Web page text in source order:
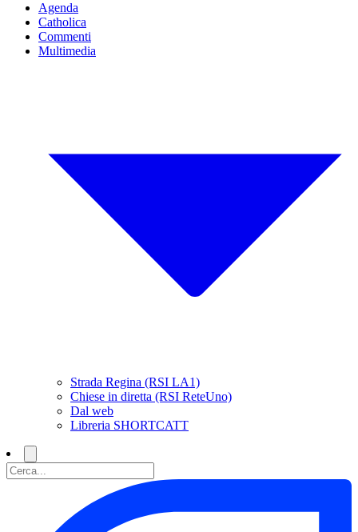
Agenda
Catholica
Commenti
Multimedia
Strada Regina (RSI LA1)
Chiese in diretta (RSI ReteUno)
Dal web
Libreria SHORTCATT